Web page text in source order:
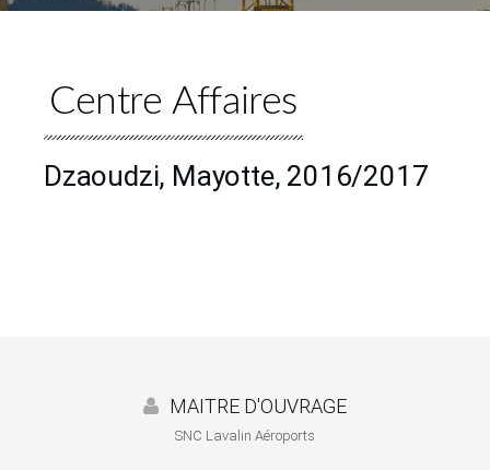
Centre Affaires
Dzaoudzi, Mayotte, 2016/2017
MAITRE D'OUVRAGE
SNC Lavalin Aéroports